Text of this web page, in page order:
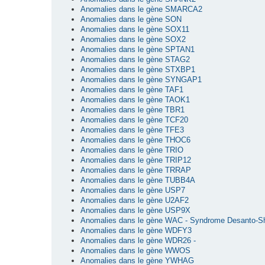
Anomalies dans le gène SMARCA2
Anomalies dans le gène SON
Anomalies dans le gène SOX11
Anomalies dans le gène SOX2
Anomalies dans le gène SPTAN1
Anomalies dans le gène STAG2
Anomalies dans le gène STXBP1
Anomalies dans le gène SYNGAP1
Anomalies dans le gène TAF1
Anomalies dans le gène TAOK1
Anomalies dans le gène TBR1
Anomalies dans le gène TCF20
Anomalies dans le gène TFE3
Anomalies dans le gène THOC6
Anomalies dans le gène TRIO
Anomalies dans le gène TRIP12
Anomalies dans le gène TRRAP
Anomalies dans le gène TUBB4A
Anomalies dans le gène USP7
Anomalies dans le gène U2AF2
Anomalies dans le gène USP9X
Anomalies dans le gène WAC - Syndrome Desanto-
Anomalies dans le gène WDFY3
Anomalies dans le gène WDR26 -
Anomalies dans le gène WWOS
Anomalies dans le gène YWHAG